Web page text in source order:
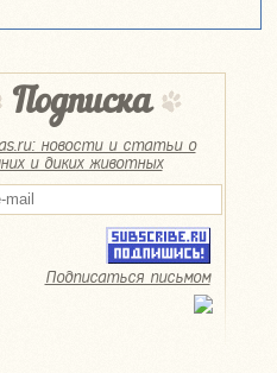
Подписка
новости и статьи о
и диких животных
Подписаться письмом